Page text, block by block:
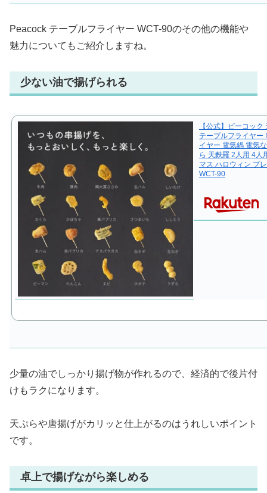
Peacock テーブルフライヤー WCT-90のその他の機能や
魅力についてもご紹介しますね。
少ない油で揚げられる
【公式】ピーコッ
テーブルフライヤー
イヤー 電気鍋 電気
ら 天麩羅 2人用 4人
マス ハロウィン プ
WCT-90
少量の油でしっかり揚げ物が作れるので、経済的で後片付
けもラクになります。
天ぷらや唐揚げがカリッと仕上がるのはうれしいポイント
です。
卓上で揚げながら楽しめる